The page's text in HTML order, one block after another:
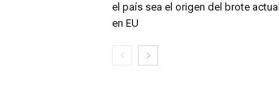
el país sea el origen del brote actual
en EU